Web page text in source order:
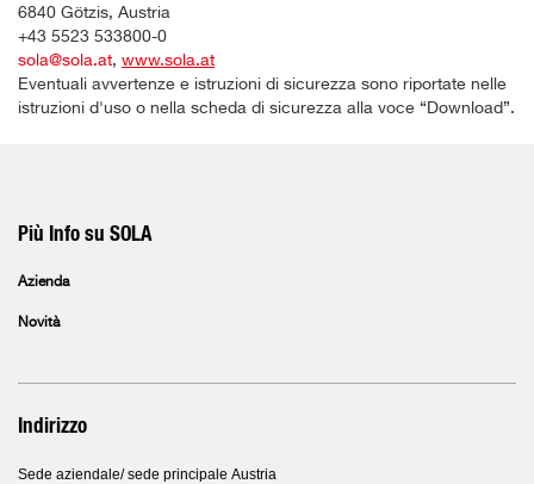
6840 Götzis, Austria
+43 5523 533800-0
sola@sola.at, www.sola.at
Eventuali avvertenze e istruzioni di sicurezza sono riportate nelle
istruzioni d'uso o nella scheda di sicurezza alla voce “Download”.
Più Info su SOLA
Azienda
Novità
Indirizzo
Sede aziendale/ sede principale Austria